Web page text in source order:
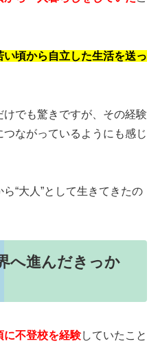
頃から自立した生活を送っ
でも驚きですが、その経験
ながっているようにも感じ
“大人”として生きてきたの
へ進んだきっか
に不登校を経験していたこと